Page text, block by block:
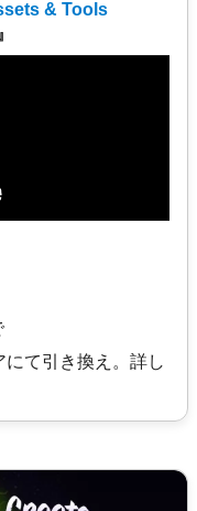
& Tools
』
て引き換え。詳し